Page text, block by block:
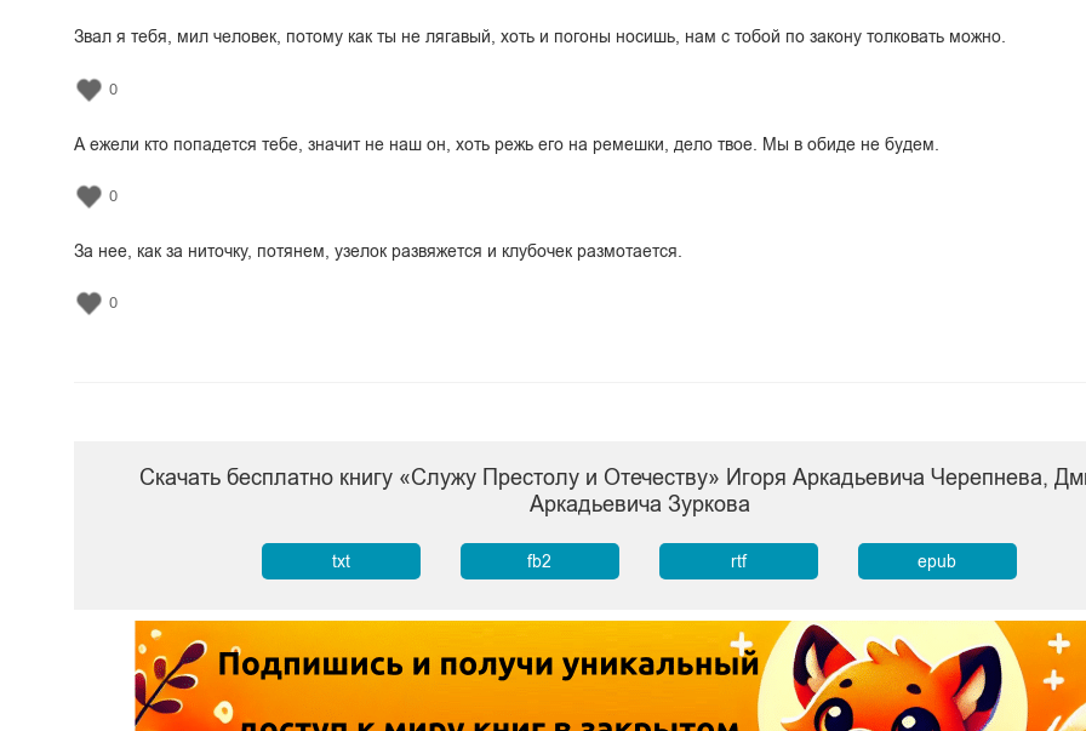
Звал я тебя, мил человек, потому как ты не лягавый, хоть и погоны носишь, нам с тобой по закону толковать можно.
0
А ежели кто попадется тебе, значит не наш он, хоть режь его на ремешки, дело твое. Мы в обиде не будем.
0
За нее, как за ниточку, потянем, узелок развяжется и клубочек размотается.
0
Скачать бесплатно книгу «Служу Престолу и Отечеству» Игоря Аркадьевича Черепнева,
Аркадьевича Зуркова
txt fb2 rtf epub